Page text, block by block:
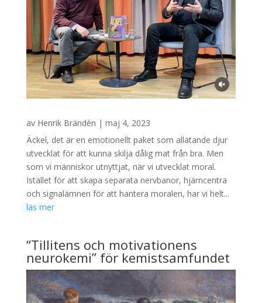
av Henrik Brändén | maj 4, 2023
Äckel, det är en emotionellt paket som allätande djur
utvecklat för att kunna skilja dålig mat från bra. Men
som vi människor utnyttjat, när vi utvecklat moral.
Istället för att skapa separata nervbanor, hjärncentra
och signalämnen för att hantera moralen, har vi helt...
läs mer
“Tillitens och motivationens
neurokemi” för kemistsamfundet